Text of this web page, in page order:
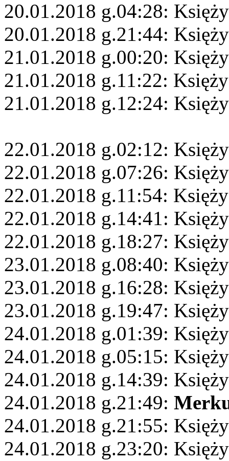
20.01.2018 g.04:28:
20.01.2018 g.21:44:
21.01.2018 g.00:20:
21.01.2018 g.11:22:
21.01.2018 g.12:24:
22.01.2018 g.02:12:
22.01.2018 g.07:26:
22.01.2018 g.11:54:
22.01.2018 g.14:41:
22.01.2018 g.18:27:
23.01.2018 g.08:40:
23.01.2018 g.16:28:
23.01.2018 g.19:47:
24.01.2018 g.01:39:
24.01.2018 g.05:15:
24.01.2018 g.14:39:
24.01.2018 g.21:49:
24.01.2018 g.21:55:
24.01.2018 g.23:20: